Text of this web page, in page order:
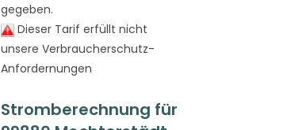
gegeben.
Dieser Tarif erfüllt nicht
unsere Verbraucherschutz-
Anfordernungen
Stromberechnung für